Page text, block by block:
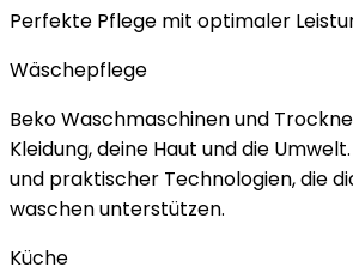
Perfekte Pflege mit optimaler
Wäschepflege
Beko Waschmaschinen und
Kleidung, deine Haut und die
und praktischer Technologien, die
waschen unterstützen.
Küche